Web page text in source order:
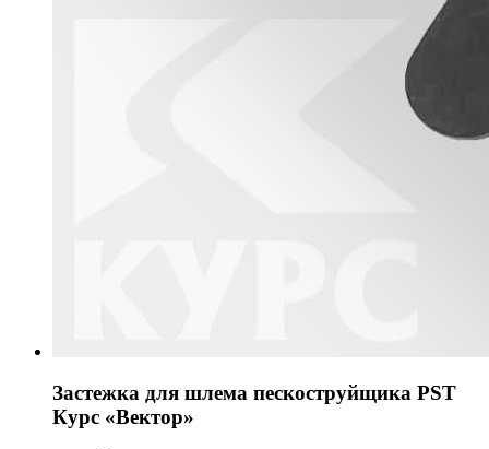
Застежка для шлема пескоструйщика PST
Курс «Вектор»